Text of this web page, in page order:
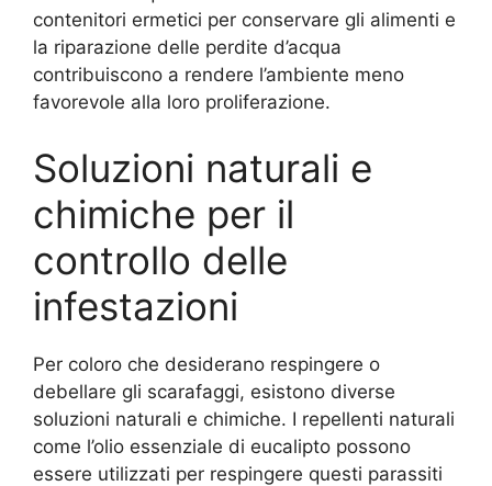
contenitori ermetici per conservare gli alimenti e
la riparazione delle perdite d’acqua
contribuiscono a rendere l’ambiente meno
favorevole alla loro proliferazione.
Soluzioni naturali e
chimiche per il
controllo delle
infestazioni
Per coloro che desiderano respingere o
debellare gli scarafaggi, esistono diverse
soluzioni naturali e chimiche. I repellenti naturali
come l’olio essenziale di eucalipto possono
essere utilizzati per respingere questi parassiti